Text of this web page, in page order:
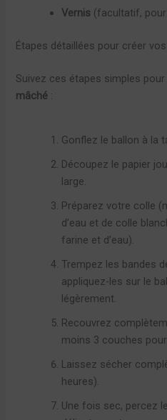
Vernis (facultatif,
Étapes détaillées pour créer
Suivez ces étapes simples
mâché :
Gonflez le ballon à la
Découpez le papier
large.
Préparez votre colle
d’eau et de colle
farine et d’eau).
Trempez les bandes
appliquez-les sur le
légèrement.
Recouvrez
moins 3 couches
Laissez sécher
heures).
Une fois sec, percez